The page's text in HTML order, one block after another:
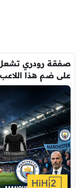
صفقة رودري تشعل
على ضم هذا اللاعب